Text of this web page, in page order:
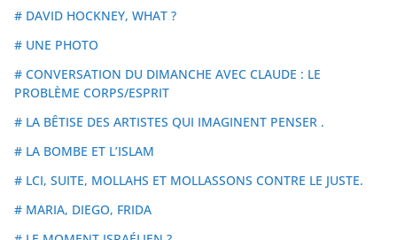
# DAVID HOCKNEY, WHAT ?
# UNE PHOTO
# CONVERSATION DU DIMANCHE AVEC CLAUDE : LE
PROBLÈME CORPS/ESPRIT
# LA BÊTISE DES ARTISTES QUI IMAGINENT PENSER .
# LA BOMBE ET L’ISLAM
# LCI, SUITE, MOLLAHS ET MOLLASSONS CONTRE LE JUSTE.
# MARIA, DIEGO, FRIDA